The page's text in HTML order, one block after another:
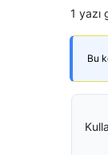
1 yazı
Bu